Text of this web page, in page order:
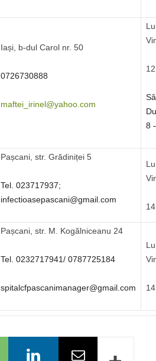
Iași, b-dul Carol nr. 50
0726730888
maftei_irinel@yahoo.com
12
8
Pașcani, str. Grădiniței 5
Tel. 023717937;
infectioasepascani@gmail.com
14
Pașcani, str. M. Kogălniceanu 24
Tel. 0232717941/ 0787725184
spitalcfpascanimanager@gmail.com
14